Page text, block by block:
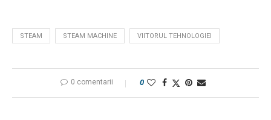
STEAM STEAM MACHINE VIITORUL TEHNOLOGIEI
0 comentarii 0